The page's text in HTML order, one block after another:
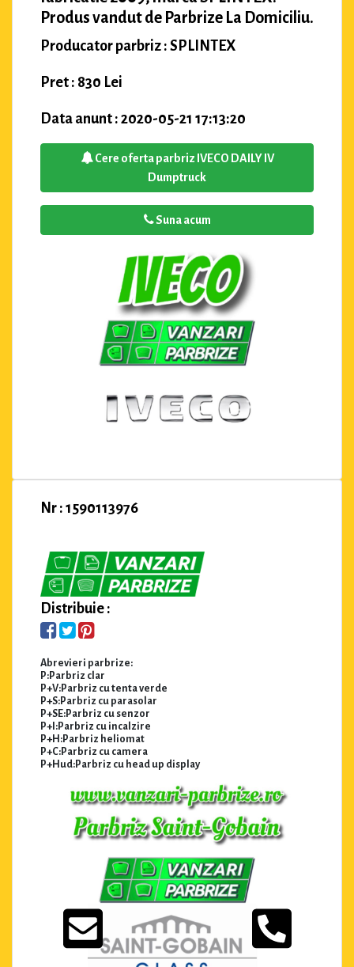
Produs vandut de Parbrize La Domiciliu.
Producator parbriz : SPLINTEX
Pret : 830 Lei
Data anunt : 2020-05-21 17:13:20
Cere oferta parbriz IVECO DAILY IV
Dumptruck
Suna acum
Nr : 1590113976
Distribuie :
Abrevieri parbrize:
P:Parbriz clar
P+V:Parbriz cu tenta verde
P+S:Parbriz cu parasolar
P+SE:Parbriz cu senzor
P+I:Parbriz cu incalzire
P+H:Parbriz heliomat
P+C:Parbriz cu camera
P+Hud:Parbriz cu head up display